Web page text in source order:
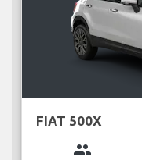
FIAT 500X
group